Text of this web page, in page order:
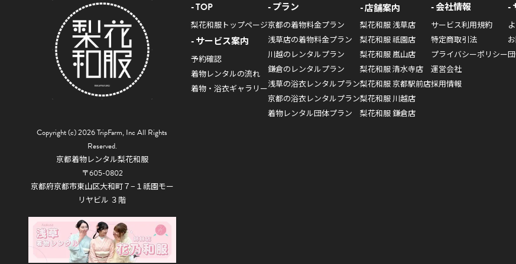
Copyright (c) 2026 TripFarm, Inc All Rights
Reserved.
京都着物レンタル梨花和服
〒605-0802
京都府京都市東山区大和町７−１祇園モー
リヤビル ３階
TOP
梨花和服トップページ
サービス案内
予約確認
着物レンタルの流れ
着物・浴衣ギャラリー
プラン
京都の着物料金プラン
浅草店の着物料金プラン
川越のレンタルプラン
鎌倉のレンタルプラン
浅草の浴衣レンタルプラン
京都の浴衣レンタルプラン
着物レンタル団体プラン
店舗案内
梨花和服 浅草店
梨花和服 祇園店
梨花和服 嵐山店
梨花和服 清水寺店
梨花和服 京都駅前店
梨花和服 川越店
梨花和服 鎌倉店
会社情報
サービス利用規約
特定商取引法
プライバシーポリシー
運営会社
採用情報